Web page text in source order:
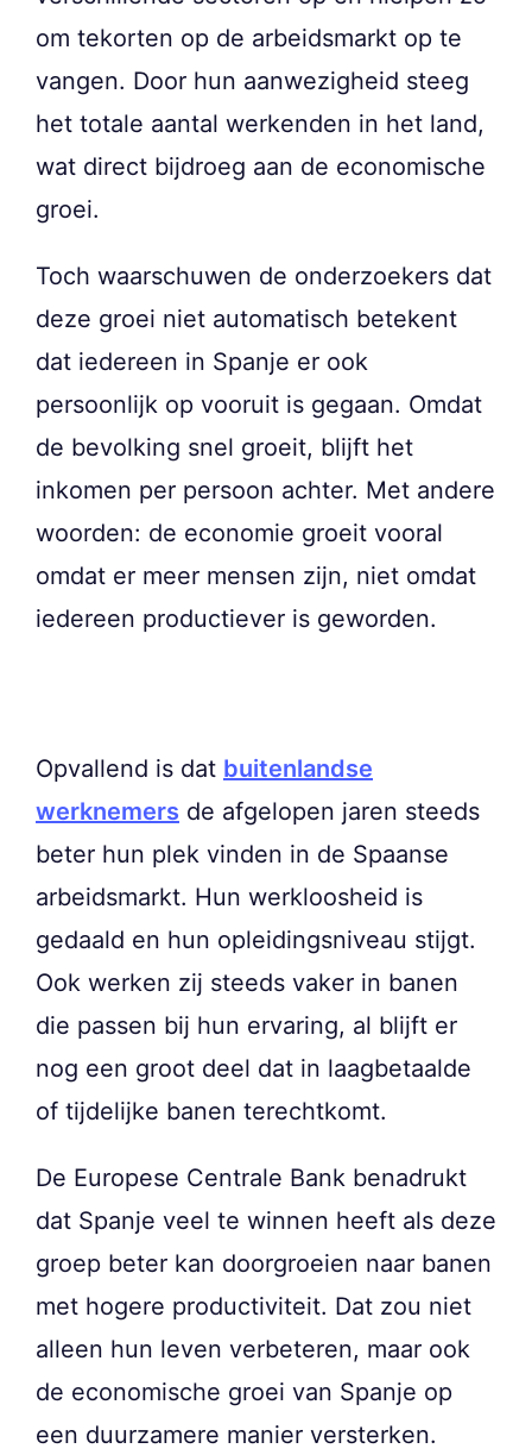
om tekorten op de arbeidsmarkt op te
vangen. Door hun aanwezigheid steeg
het totale aantal werkenden in het land,
wat direct bijdroeg aan de economische
groei.
Toch waarschuwen de onderzoekers dat
deze groei niet automatisch betekent
dat iedereen in Spanje er ook
persoonlijk op vooruit is gegaan. Omdat
de bevolking snel groeit, blijft het
inkomen per persoon achter. Met andere
woorden: de economie groeit vooral
omdat er meer mensen zijn, niet omdat
iedereen productiever is geworden.
Opvallend is dat buitenlandse
werknemers de afgelopen jaren steeds
beter hun plek vinden in de Spaanse
arbeidsmarkt. Hun werkloosheid is
gedaald en hun opleidingsniveau stijgt.
Ook werken zij steeds vaker in banen
die passen bij hun ervaring, al blijft er
nog een groot deel dat in laagbetaalde
of tijdelijke banen terechtkomt.
De Europese Centrale Bank benadrukt
dat Spanje veel te winnen heeft als deze
groep beter kan doorgroeien naar banen
met hogere productiviteit. Dat zou niet
alleen hun leven verbeteren, maar ook
de economische groei van Spanje op
een duurzamere manier versterken.